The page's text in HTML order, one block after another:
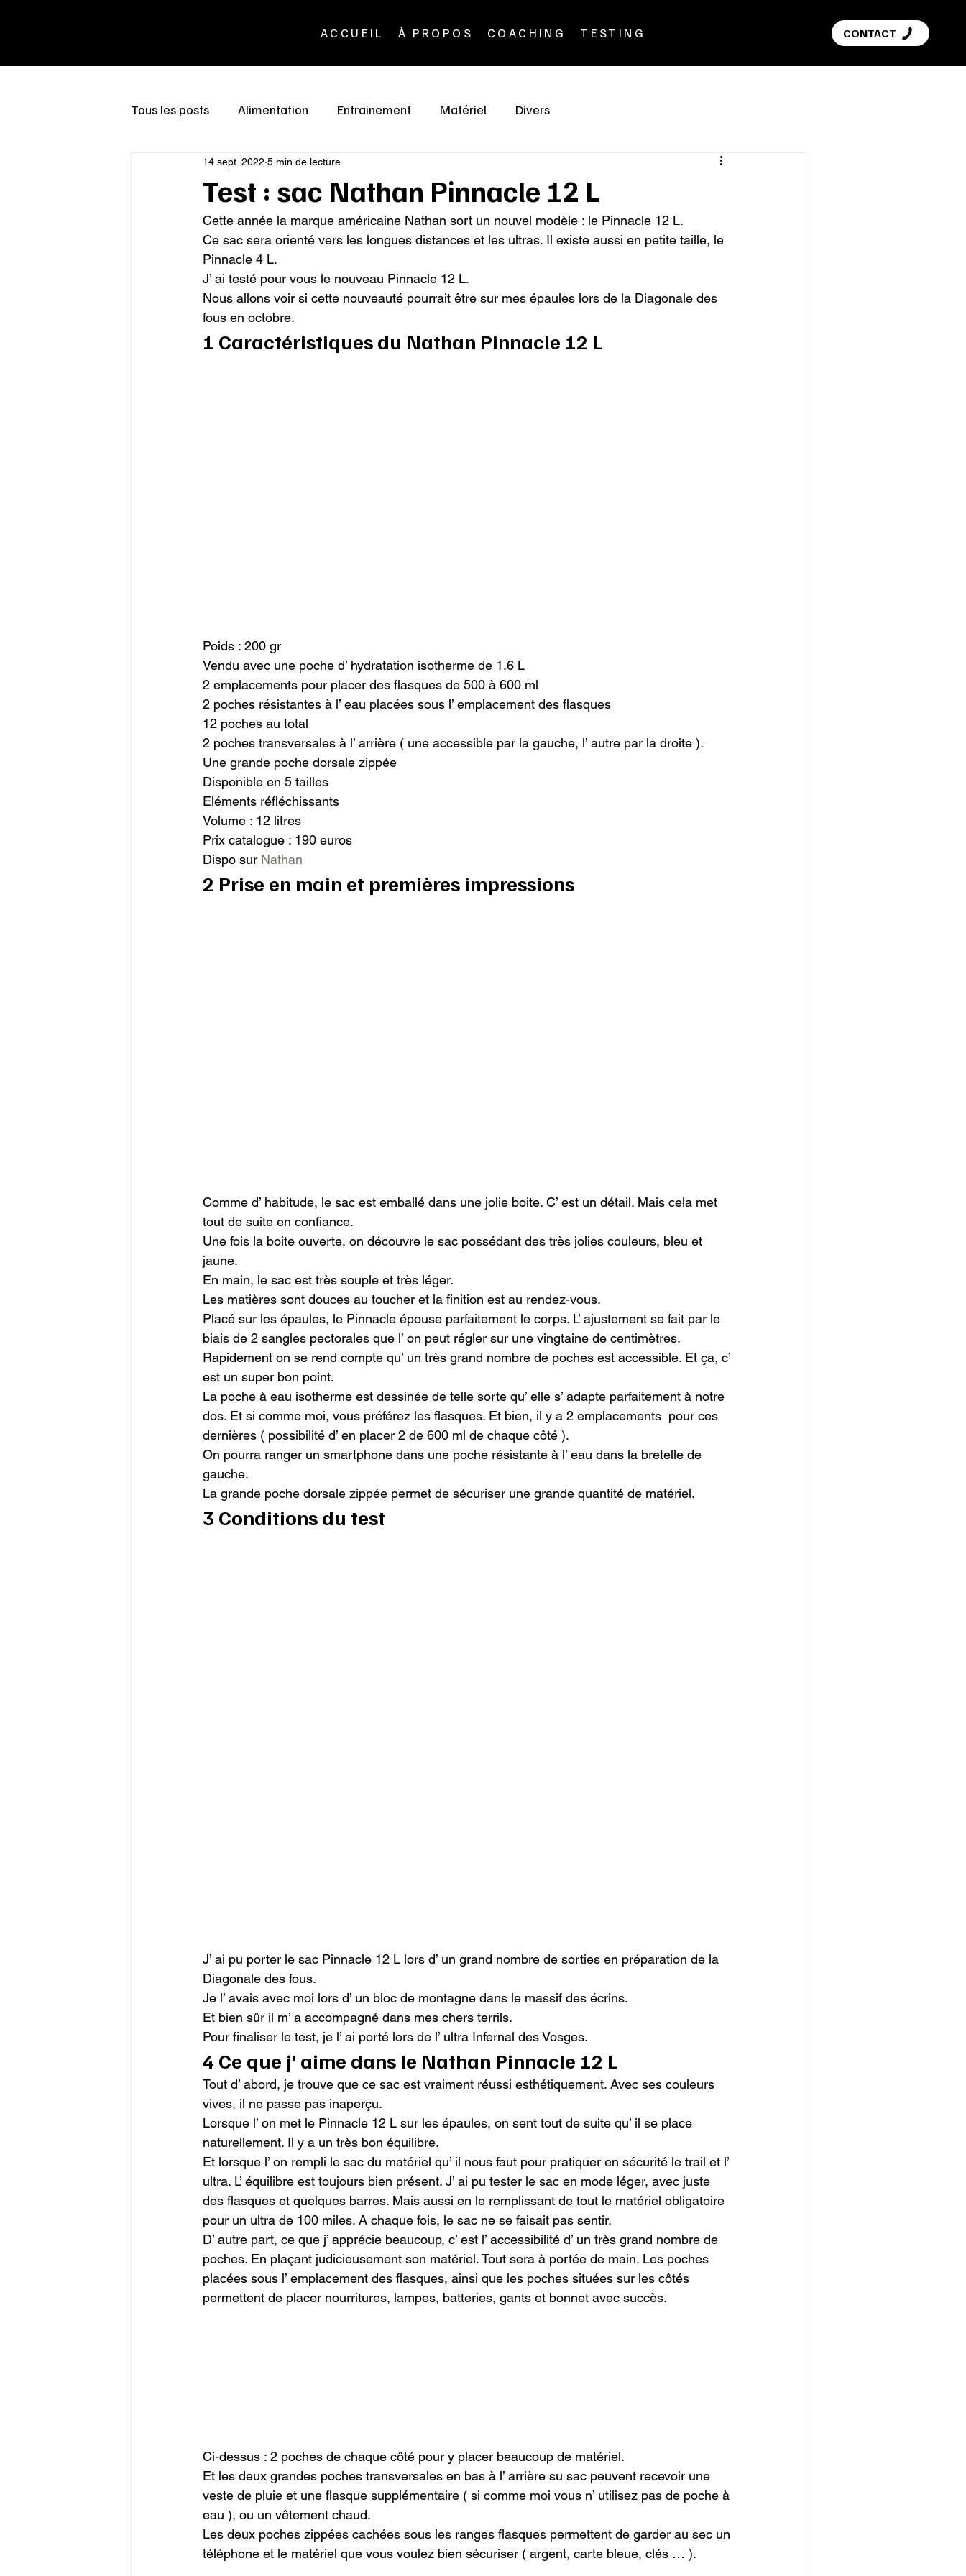
ACCUEIL À PROPOS COACHING TESTING CONTACT
Tous les posts Alimentation Entrainement Matériel Divers
Test : sac Nathan Pinnacle 12 L
14 sept. 2022 5 min de lecture
Cette année la marque américaine Nathan sort un nouvel modèle : le Pinnacle 12 L.
Ce sac sera orienté vers les longues distances et les ultras. Il existe aussi en petite taille, le
Pinnacle 4 L.
J’ ai testé pour vous le nouveau Pinnacle 12 L.
Nous allons voir si cette nouveauté pourrait être sur mes épaules lors de la Diagonale des
fous en octobre.
1 Caractéristiques du Nathan Pinnacle 12 L
Poids : 200 gr
Vendu avec une poche d’ hydratation isotherme de 1.6 L
2 emplacements pour placer des flasques de 500 à 600 ml
2 poches résistantes à l’ eau placées sous l’ emplacement des flasques
12 poches au total
2 poches transversales à l’ arrière ( une accessible par la gauche, l’ autre par la droite ).
Une grande poche dorsale zippée
Disponible en 5 tailles
Eléments réfléchissants
Volume : 12 litres
Prix catalogue : 190 euros
Dispo sur Nathan
2 Prise en main et premières impressions
Comme d’ habitude, le sac est emballé dans une jolie boite. C’ est un détail. Mais cela met
tout de suite en confiance.
Une fois la boite ouverte, on découvre le sac possédant des très jolies couleurs, bleu et
jaune.
En main, le sac est très souple et très léger.
Les matières sont douces au toucher et la finition est au rendez-vous.
Placé sur les épaules, le Pinnacle épouse parfaitement le corps. L’ ajustement se fait par le
biais de 2 sangles pectorales que l’ on peut régler sur une vingtaine de centimètres.
Rapidement on se rend compte qu’ un très grand nombre de poches est accessible. Et ça, c’
est un super bon point.
La poche à eau isotherme est dessinée de telle sorte qu’ elle s’ adapte parfaitement à notre
dos. Et si comme moi, vous préférez les flasques. Et bien, il y a 2 emplacements  pour ces
dernières ( possibilité d’ en placer 2 de 600 ml de chaque côté ).
On pourra ranger un smartphone dans une poche résistante à l’ eau dans la bretelle de
gauche.
La grande poche dorsale zippée permet de sécuriser une grande quantité de matériel.
3 Conditions du test
J’ ai pu porter le sac Pinnacle 12 L lors d’ un grand nombre de sorties en préparation de la
Diagonale des fous.
Je l’ avais avec moi lors d’ un bloc de montagne dans le massif des écrins.
Et bien sûr il m’ a accompagné dans mes chers terrils.
Pour finaliser le test, je l’ ai porté lors de l’ ultra Infernal des Vosges.
4 Ce que j’ aime dans le Nathan Pinnacle 12 L
Tout d’ abord, je trouve que ce sac est vraiment réussi esthétiquement. Avec ses couleurs
vives, il ne passe pas inaperçu.
Lorsque l’ on met le Pinnacle 12 L sur les épaules, on sent tout de suite qu’ il se place
naturellement. Il y a un très bon équilibre.
Et lorsque l’ on rempli le sac du matériel qu’ il nous faut pour pratiquer en sécurité le trail et l’
ultra. L’ équilibre est toujours bien présent. J’ ai pu tester le sac en mode léger, avec juste
des flasques et quelques barres. Mais aussi en le remplissant de tout le matériel obligatoire
pour un ultra de 100 miles. A chaque fois, le sac ne se faisait pas sentir.
D’ autre part, ce que j’ apprécie beaucoup, c’ est l’ accessibilité d’ un très grand nombre de
poches. En plaçant judicieusement son matériel. Tout sera à portée de main. Les poches
placées sous l’ emplacement des flasques, ainsi que les poches situées sur les côtés
permettent de placer nourritures, lampes, batteries, gants et bonnet avec succès.
Ci-dessus : 2 poches de chaque côté pour y placer beaucoup de matériel.
Et les deux grandes poches transversales en bas à l’ arrière su sac peuvent recevoir une
veste de pluie et une flasque supplémentaire ( si comme moi vous n’ utilisez pas de poche à
eau ), ou un vêtement chaud.
Les deux poches zippées cachées sous les ranges flasques permettent de garder au sec un
téléphone et le matériel que vous voulez bien sécuriser ( argent, carte bleue, clés … ).